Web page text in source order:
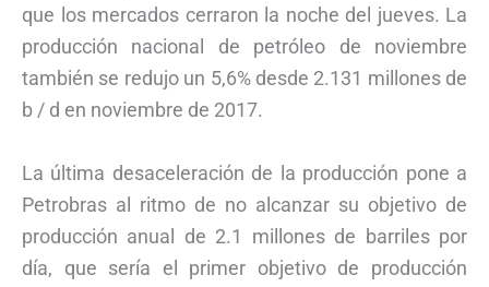
que los mercados cerraron la noche del jueves. La
producción nacional de petróleo de noviembre
también se redujo un 5,6% desde 2.131 millones de
b / d en noviembre de 2017.
La última desaceleración de la producción pone a
Petrobras al ritmo de no alcanzar su objetivo de
producción anual de 2.1 millones de barriles por
día, que sería el primer objetivo de producción